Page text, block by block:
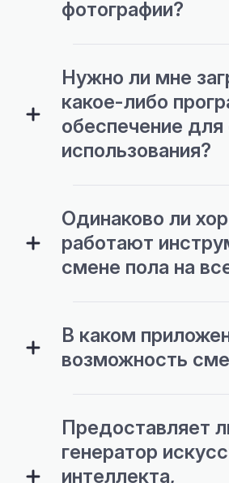
фотографии?
Нужно ли мне
какое-либо
обеспечение для
использования?
Одинаково ли
работают
смене пола на
В каком
возможность
Предоставляет
генератор
интеллекта,